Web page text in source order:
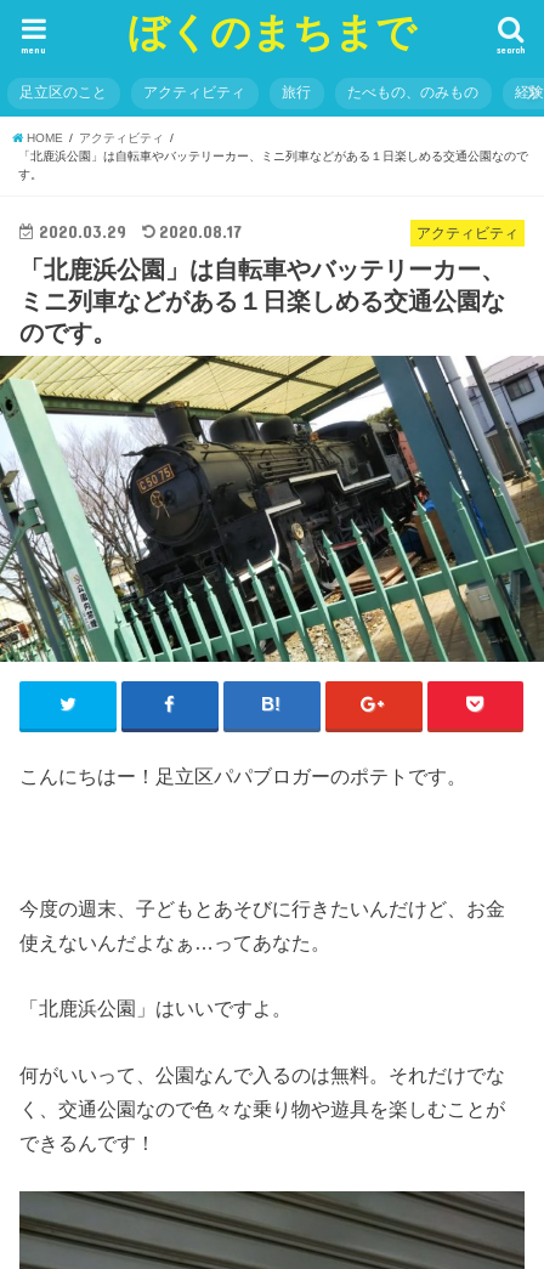
ぼくのまちまで search
menu
足立区のこと アクティビティ 旅行 たべもの、のみもの 経
HOME
アクティビティ
「北鹿浜公園」は自転車やバッテリーカー、ミニ列車などがある１日楽しめる交通公園なので
す。
アクティビティ
2020.03.29 2020.08.17
「北鹿浜公園」は自転車やバッテリーカー、
ミニ列車などがある１日楽しめる交通公園な
のです。
こんにちはー！足立区パパブロガーのポテトです。
今度の週末、子どもとあそびに行きたいんだけど、お金
使えないんだよなぁ…ってあなた。
「北鹿浜公園」はいいですよ。
何がいいって、公園なんで入るのは無料。それだけでな
く、交通公園なので色々な乗り物や遊具を楽しむことが
できるんです！